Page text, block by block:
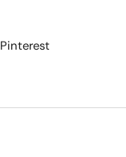
Pinterest